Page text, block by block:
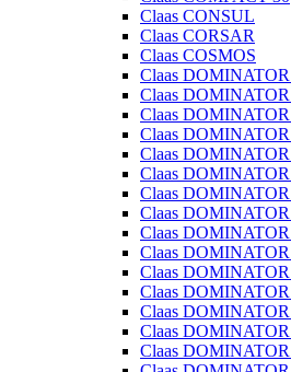
Claas CONSUL
Claas CORSAR
Claas COSMOS
Claas
Claas
Claas
Claas
Claas DOMINATOR
Claas
Claas DOMINATOR
Claas DOMINATOR
Claas DOMINATOR
Claas DOMINATOR
Claas DOMINATOR
Claas DOMINATOR
Claas DOMINATOR
Claas DOMINATOR
Claas DOMINATOR